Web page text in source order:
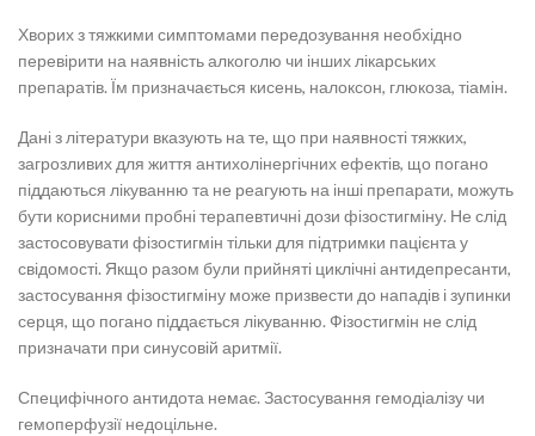
Хворих з тяжкими симптомами передозування необхідно
перевірити на наявність алкоголю чи інших лікарських
препаратів. Їм призначається кисень, налоксон, глюкоза, тіамін.
Дані з літератури вказують на те, що при наявності тяжких,
загрозливих для життя антихолінергічних ефектів, що погано
піддаються лікуванню та не реагують на інші препарати, можуть
бути корисними пробні терапевтичні дози фізостигміну. Не слід
застосовувати фізостигмін тільки для підтримки пацієнта у
свідомості. Якщо разом були прийняті циклічні антидепресанти,
застосування фізостигміну може призвести до нападів і зупинки
серця, що погано піддається лікуванню. Фізостигмін не слід
призначати при синусовій аритмії.
Специфічного антидота немає. Застосування гемодіалізу чи
гемоперфузії недоцільне.